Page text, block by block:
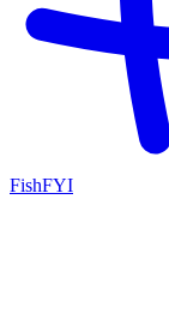
FishFYI